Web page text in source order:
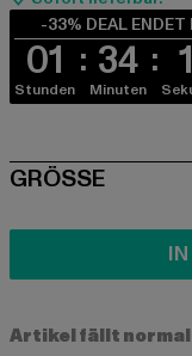
-33% DEAL ENDET
01
Stunden
34
Minuten
SIZE
GRÖSSE
Artikel fällt normal